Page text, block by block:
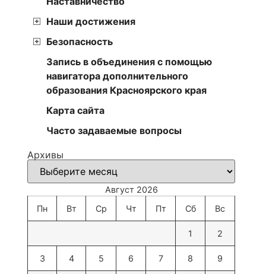
Наши достижения
Безопасность
Запись в объединения с помощью
навигатора дополнительного
образования Красноярского края
Карта сайта
Часто задаваемые вопросы
Архивы
Август 2026
Пн
Вт Ср Чт Пт Сб Вс
1 2
3 4 5 6 7 8 9